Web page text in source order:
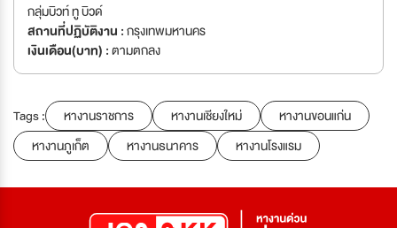
กลุ่มบิวท์ ทู บิวด์
สถานที่ปฏิบัติงาน :กรุงเทพมหานคร
เงินเดือน(บาท) :ตามตกลง
Tags : หางานราชการ หางานเชียงใหม่
หางานขอนแก่น
หางานภูเก็ต
หางานธนาคาร หางานโรงแรม